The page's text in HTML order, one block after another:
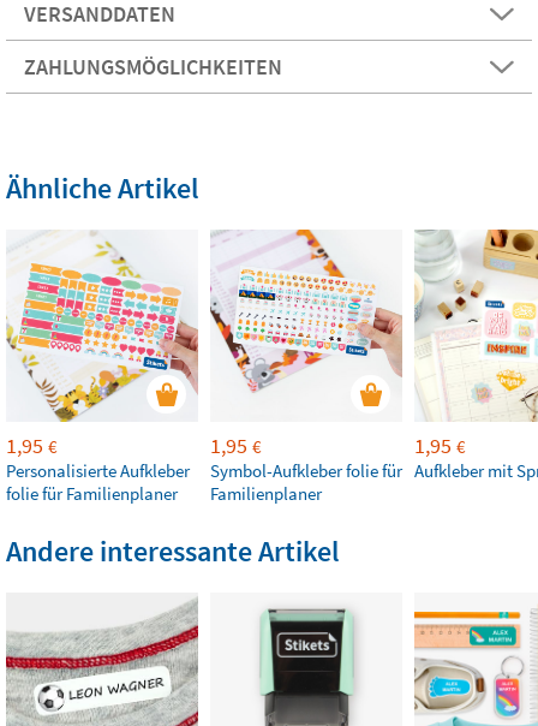
VERSANDDATEN
ZAHLUNGSMÖGLICHKEITEN
Ähnliche Artikel
1,95 €
Personalisierte Aufkleber
folie für Familienplaner
1,95 €
Symbol-Aufkleber folie für
Familienplaner
1,95 €
Aufkleber mit
Andere interessante Artikel